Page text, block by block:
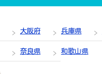
大阪府 兵庫県
奈良県 和歌山県